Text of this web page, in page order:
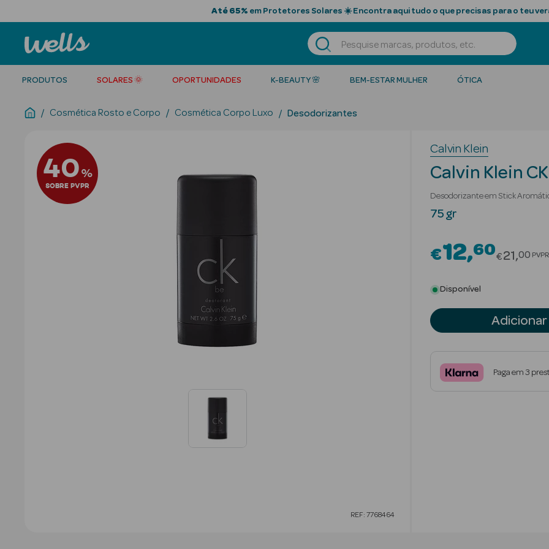
Até 65% em Protetores Solares ☀️ Encontra aqui tudo o que precisas para o teu
PRODUTOS SOLARES 🌞 OPORTUNIDADES K-BEAUTY 🌸 BEM-ESTAR MULHER ÓTICA
Cosmética Rosto e Corpo Cosmética Corpo Luxo Desodorizantes
40%
SOBRE PVPR
REF: 7768464
Calvin Klein
Calvin Klein
Desodorizante em Stick
75 gr
€12 60Price
€21 00 PVPR
Disponível
Adicionar
Paga em 3